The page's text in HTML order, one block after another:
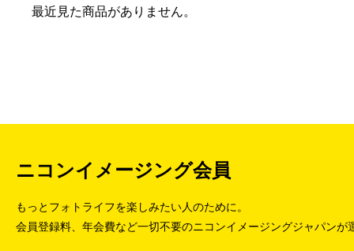
最近見た商品がありません。
ニコンイメージング会員
もっとフォトライフを楽しみたい人のために。
会員登録料、年会費など一切不要のニコンイメージングジャパンが